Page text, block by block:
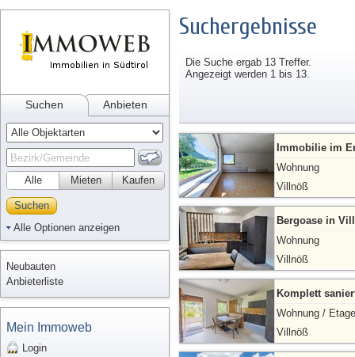
Suchen Anbieten
Alle Kaufen
Mieten
Suchen
Alle Optionen anzeigen
Neubauten
Anbieterliste
Mein Immoweb
Login
Suchergebnisse
Die Suche ergab 13 Treffer.
Angezeigt werden 1 bis 13.
Immobilie im
Wohnung
Villnöß
Bergoase in
Wohnung
Villnöß
Komplett
Wohnung / Etage
Villnöß